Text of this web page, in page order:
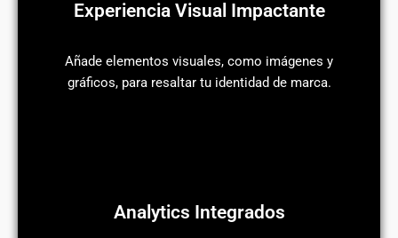
Experiencia Visual Impactante
Añade elementos visuales, como imágenes y
gráficos, para resaltar tu identidad de marca.
Analytics Integrados